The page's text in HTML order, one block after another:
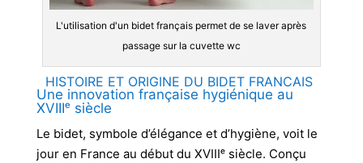
L'utilisation d'un bidet français permet de se laver après
passage sur la cuvette wc
HISTOIRE ET ORIGINE DU BIDET FRANCAIS
Une innovation française hygiénique au
XVIIIᵉ siècle
Le bidet, symbole d’élégance et d’hygiène, voit le
jour en France au début du XVIIIᵉ siècle. Conçu